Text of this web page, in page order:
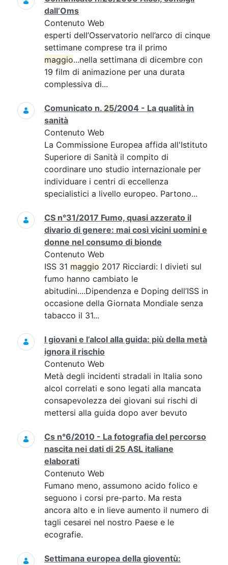
dall’Oms
Contenuto Web
esperti dell’Osservatorio nell’arco di cinque
settimane comprese tra il primo
maggio...nella settimana di dicembre con
19 film di animazione per una durata
complessiva di...
Comunicato n. 25/2004 - La qualità in
sanità
Contenuto Web
La Commissione Europea affida all'Istituto
Superiore di Sanità il compito di
coordinare uno studio internazionale per
individuare i centri di eccellenza
specialistici a livello europeo. Partono...
CS n°31/2017 Fumo, quasi azzerato il
divario di genere: mai così vicini uomini e
donne nel consumo di bionde
Contenuto Web
ISS 31 maggio 2017 Ricciardi: I divieti sul
fumo hanno cambiato le
abitudini....Dipendenza e Doping dell’ISS in
occasione della Giornata Mondiale senza
tabacco il 31...
I giovani e l’alcol alla guida: più della metà
ignora il rischio
Contenuto Web
Metà degli incidenti stradali in Italia sono
alcol correlati e sono legati alla mancata
consapevolezza dei giovani sui rischi di
mettersi alla guida dopo aver bevuto
Cs n°6/2010 - La fotografia del percorso
nascita nei dati di 25 ASL italiane
elaborati
Contenuto Web
Fumano meno, assumono acido folico e
seguono i corsi pre-parto. Ma resta
ancora alto e in lieve aumento il numero di
tagli cesarei nel nostro Paese e le
ecografie.
Settimana europea della gioventù: